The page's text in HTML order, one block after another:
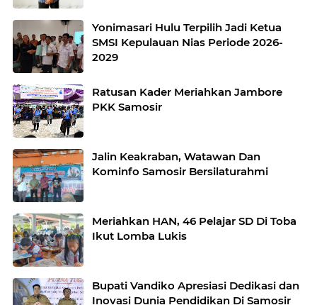
Yonimasari Hulu Terpilih Jadi Ketua
SMSI Kepulauan Nias Periode 2026-
2029
Ratusan Kader Meriahkan Jambore
PKK Samosir
Jalin Keakraban, Watawan Dan
Kominfo Samosir Bersilaturahmi
Meriahkan HAN, 46 Pelajar SD Di Toba
Ikut Lomba Lukis
Bupati Vandiko Apresiasi Dedikasi dan
Inovasi Dunia Pendidikan Di Samosir